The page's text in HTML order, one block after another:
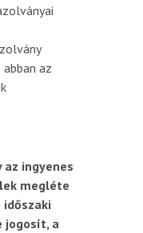
az
ingyenes
megléte
időszaki
jogosít, a